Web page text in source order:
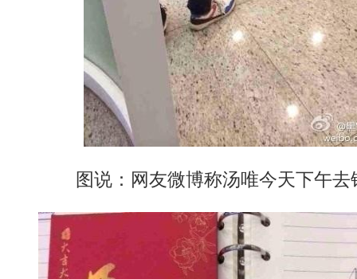
图说：网友微博称汤唯今天下午去